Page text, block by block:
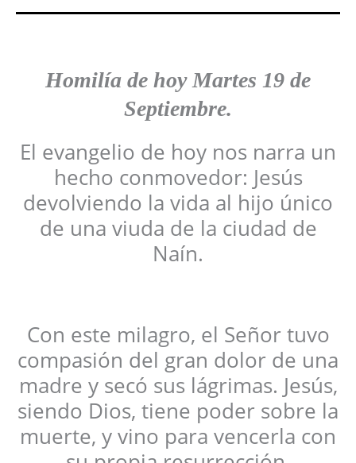
Homilía de hoy Martes 19 de
Septiembre.
El evangelio de hoy nos narra un
hecho conmovedor: Jesús
devolviendo la vida al hijo único
de una viuda de la ciudad de
Naín.
Con este milagro, el Señor tuvo
compasión del gran dolor de una
madre y secó sus lágrimas. Jesús,
siendo Dios, tiene poder sobre la
muerte, y vino para vencerla con